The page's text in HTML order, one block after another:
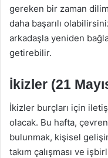
gereken bir zaman
daha başarılı
arkadaşla yeniden
getirebilir.
İkizler (21
İkizler burçları için
olacak. Bu hafta,
bulunmak, kişisel
takım çalışması ve